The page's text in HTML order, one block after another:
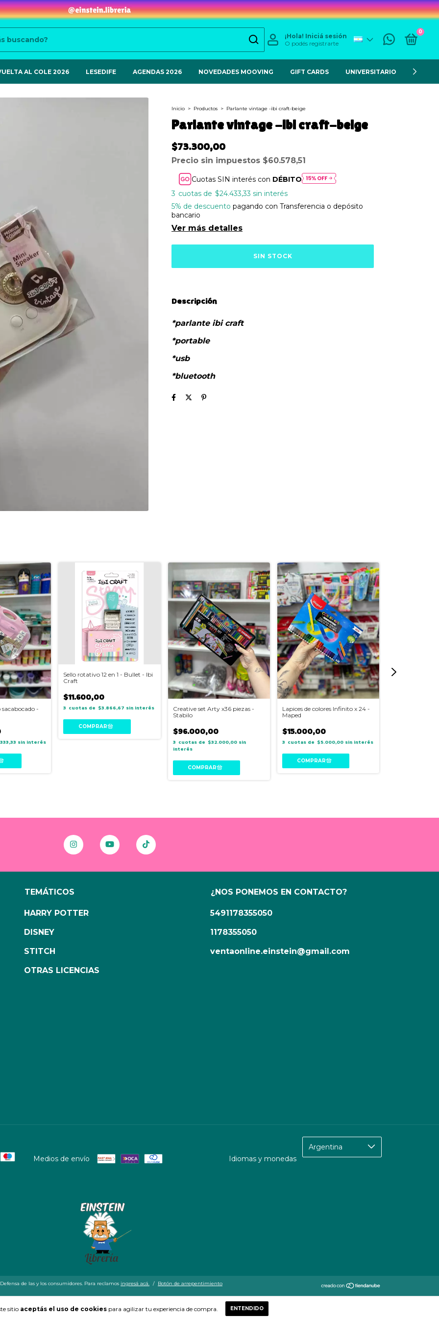
¡Hola! Iniciá sesión
O podés registrarte
0
AL COLE 2026 LESEDIFE AGENDAS 2026 NOVEDADES MOOVING GIFT CARDS UNIVERSITARIO
sitio aceptás el uso de cookiespara agilizar tu experiencia de compra. ENTENDIDO
Inicio > Productos > Parlante vintage -ibi craft-beige
Parlante vintage -ibi craft-beige
$73.300,00
Precio sin impuestos $60.578,51
Cuotas SIN interés con DÉBITO
3
$24.433,33 sin interés
5% de descuento pagando con Transferencia o depósito
bancario
Ver más detalles
Descripción
*parlante ibi craft
*portable
*usb
*bluetooth
sacabocado -
sin interés
Sello rotativo 12 en 1 - Bullet - Ibi
Craft
$11.600,00
3 $3.866,67 sin interés
Creative set Arty x36 piezas -
Stabilo
$96.000,00
3 $32.000,00 sin
interés
Lapices de colores Infinito x 24 -
Maped
$15.000,00
3 $5.000,00 sin interés
TEMÁTICOS
HARRY POTTER
DISNEY
STITCH
OTRAS LICENCIAS
¿NOS PONEMOS EN CONTACTO?
5491178355050
1178355050
ventaonline.einstein@gmail.com
Medios de envío
Idiomas y monedas
Defensa de las y los consumidores. Para reclamos ingresá acá. / Botón de arrepentimiento